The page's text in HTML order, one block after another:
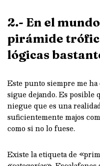
2.- En el
pirámide
lógicas
Este punto siempre me ha
sigue dejando. Es posible
niegue que es una
suficientemente majos
como si no lo fuese.
Existe la etiqueta de